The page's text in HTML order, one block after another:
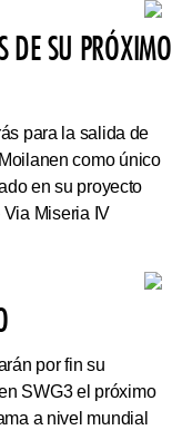
DE SU PRÓXIMO
para la salida de
como único
en su proyecto
Miseria IV
por fin su
SWG3 el próximo
a nivel mundial